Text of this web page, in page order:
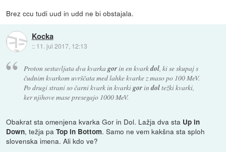
Brez ccu tudi uud in udd ne bi obstajala.
Kocka
:: 11. jul 2017, 12:13
Proton sestavljata dva kvarkagorin en kvarkdol, ki se skupaj s
čudnim kvarkom uvrščata med lahke kvarke z maso po 100 MeV.
Po drugi strani so čarni kvark in kvarkigorindoltežki kvarki,
ker njihove mase presegajo 1000 MeV.
Obakrat sta omenjena kvarka Gor in Dol. Lažja dva sta Up in
Down, težja paTop in Bottom. Samo ne vem kakšna sta sploh
slovenska imena. Ali kdo ve?